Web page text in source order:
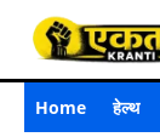
Home हेल्थ